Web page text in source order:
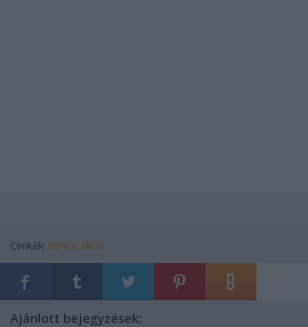
Címkék: horror akció
Ajánlott bejegyzések: